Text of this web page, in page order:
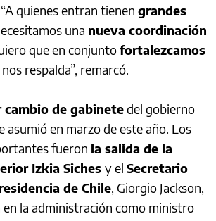
quienes entran tienen grandes
una nueva coordinación
que en conjuntofortalezcamos
respalda”, remarcó.
cambio de gabinetedel gobierno
asumió en marzo de este año. Los
fueron la salida de la
Izkia Siches y el Secretario
de Chile, Giorgio Jackson,
en la administración como ministro